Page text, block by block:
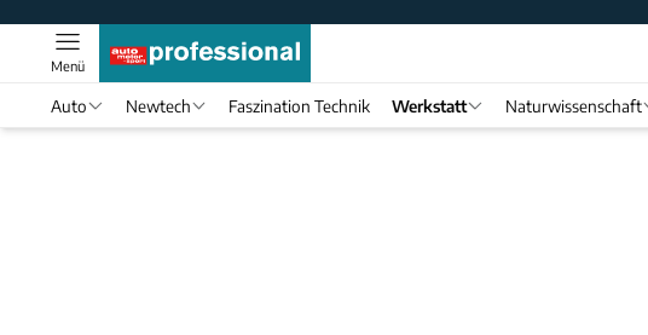
Menü
Auto Newtech Faszination Technik Werkstatt Naturwissenschaft